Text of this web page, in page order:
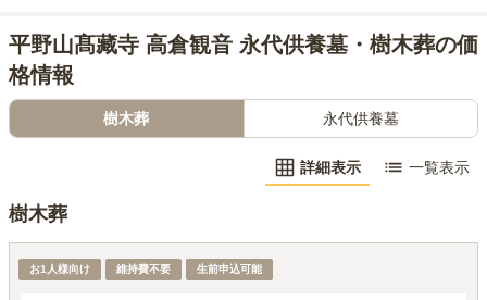
平野山髙藏寺 高倉観音 永代供養墓・樹木葬の価
格情報
樹木葬 永代供養墓
詳細表示 一覧表示
樹木葬
永代供養付樹木葬（自然葬墓地）「鎌足桜の風」
お1人様向け 維持費不要 生前申込可能